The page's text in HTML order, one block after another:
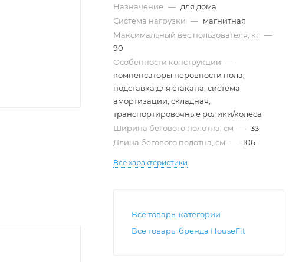
Назначение — для дома
Система нагрузки — магнитная
Максимальный вес пользователя, кг —
90
Особенности конструкции —
компенсаторы неровности пола,
подставка для стакана, система
амортизации, складная,
транспортировочные ролики/колеса
Ширина бегового полотна, см — 33
Длина бегового полотна, см — 106
Все характеристики
Все товары категории
Все товары бренда HouseFit